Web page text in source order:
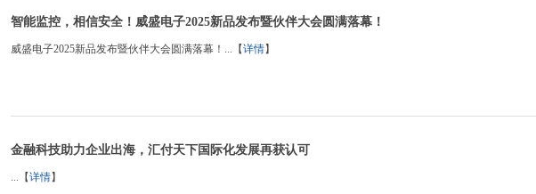
智能监控，相信安全！威盛电子2025新品发布暨伙伴大会圆满落幕！
威盛电子2025新品发布暨伙伴大会圆满落幕！...【详情】
金融科技助力企业出海，汇付天下国际化发展再获认可
...【详情】